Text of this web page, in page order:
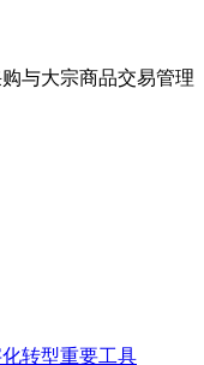
与大宗商品交易管理
转型重要工具